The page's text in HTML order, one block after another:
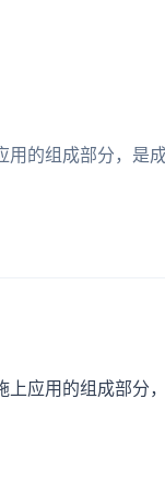
的组成部分，是
用的组成部分